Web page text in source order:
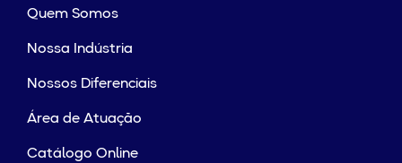
Quem Somos
Nossa Indústria
Nossos Diferenciais
Área de Atuação
Catálogo Online